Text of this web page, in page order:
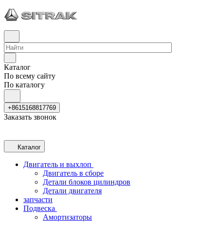
Каталог
По всему сайту
По каталогу
+8615168817769
Заказать звонок
Каталог
Двигатель и выхлоп
Двигатель в сборе
Детали блоков цилиндров
Детали двигателя
запчасти
Подвеска
Амортизаторы